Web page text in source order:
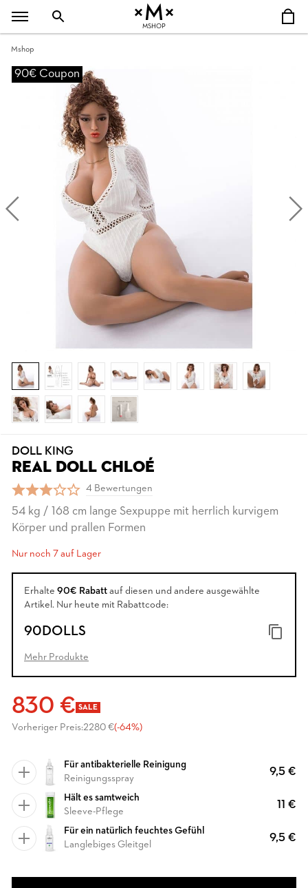
MSHOP
Mshop
90€ Coupon
DOLL KING
REAL DOLL CHLOÉ
4 Bewertungen
54 kg / 168 cm lange Sexpuppe mit herrlich kurvigem
Körper und prallen Formen
Nur noch 7 auf Lager
Erhalte 90€ Rabatt auf diesen und andere ausgewählte
Artikel. Nur heute mit Rabattcode:
90DOLLS
Mehr Produkte
830 € SALE
Vorheriger Preis:2280 €(-64%)
Für antibakterielle Reinigung
Reinigungsspray
9,5 €
Hält es samtweich
Sleeve-Pflege
11 €
Für ein natürlich feuchtes Gefühl
Langlebiges Gleitgel
9,5 €